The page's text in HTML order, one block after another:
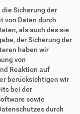
Sicherung der
von Daten durch
als auch des sie
der Sicherung der
haben wir
von
Reaktion auf
berücksichtigen wir
bei der
sowie
durch